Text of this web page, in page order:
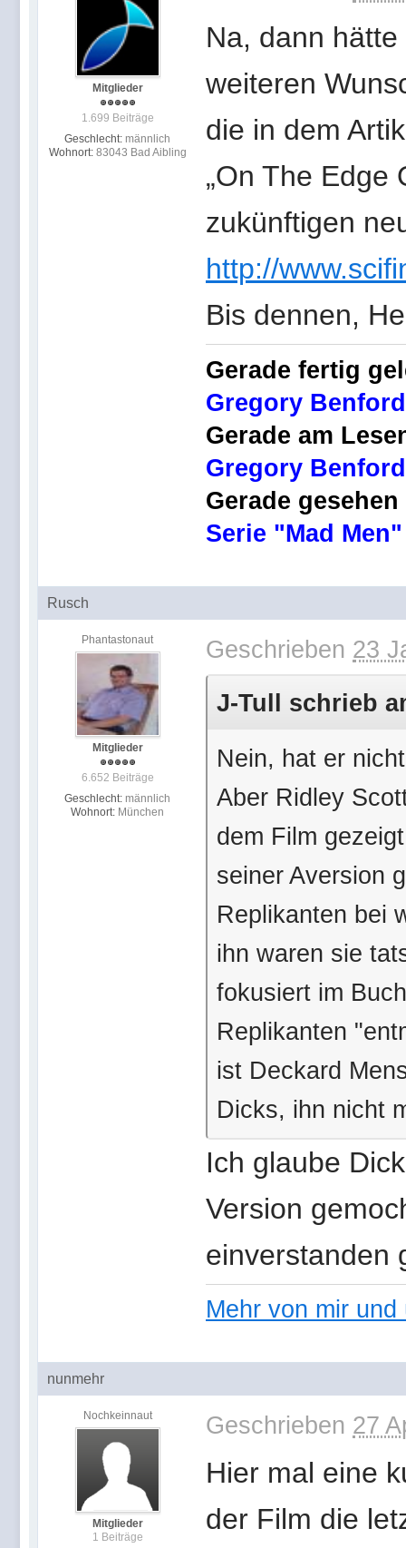
Mitglieder
1.699 Beiträge
Geschlecht: männlich
Wohnort: 83043 Bad Aibling
Na, dann
weiteren
die in dem
„On The Edge
zukünftigen
http://
Bis dennen,
Gerade fertig
Gregory
Gerade am
Gregory
Gerade gesehen
Serie "Mad Men"
Rusch
Phantastonaut
Mitglieder
6.652 Beiträge
Geschlecht: männlich
Wohnort: München
Geschrieben 23
J-Tull schrieb
Nein, hat er
Aber Ridley
dem Film
seiner Aversion
Replikanten bei
ihn waren sie
fokusiert im
Replikanten
ist Deckard
Dicks, ihn nicht
Ich glaube
Version
einverstanden
Mehr von mir
nunmehr
Nochkeinnaut
Mitglieder
1 Beiträge
Geschrieben 27
Hier mal eine
der Film die